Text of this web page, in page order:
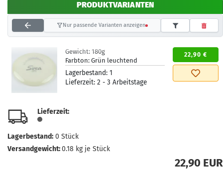
PRODUKTVARIANTEN
Nur passende Varianten anzeigen
Gewicht: 180g
Farbton: Grün leuchtend
Lagerbestand: 1
Lieferzeit: 2 - 3 Arbeitstage
22,90 €
Lieferzeit:
Lagerbestand: 0 Stück
Versandgewicht:0.18 kg je Stück
22,90 EUR